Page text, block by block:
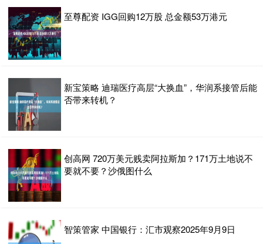
至尊配资 IGG回购12万股 总金额53万港元
新宝策略 迪瑞医疗高层“大换血”，华润系接管后能
否带来转机？
创高网 720万美元贱卖阿拉斯加？171万土地说不
要就不要？沙俄图什么
智策管家 中国银行：汇市观察2025年9月9日